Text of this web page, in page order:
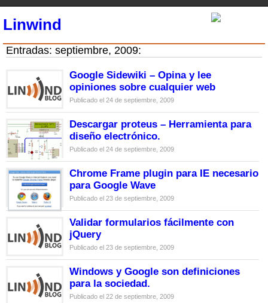
Linwind
Entradas: septiembre, 2009:
Google Sidewiki – Opina y lee
opiniones sobre cualquier web
Publicado el 24 de septiembre, 2009
Descargar proteus – Herramienta para
diseño electrónico.
Publicado el 24 de septiembre, 2009
Chrome Frame plugin para IE necesario
para Google Wave
Publicado el 23 de septiembre, 2009
Validar formularios fácilmente con
jQuery
Publicado el 23 de septiembre, 2009
Windows y Google son definiciones
para la sociedad.
Publicado el 22 de septiembre, 2009